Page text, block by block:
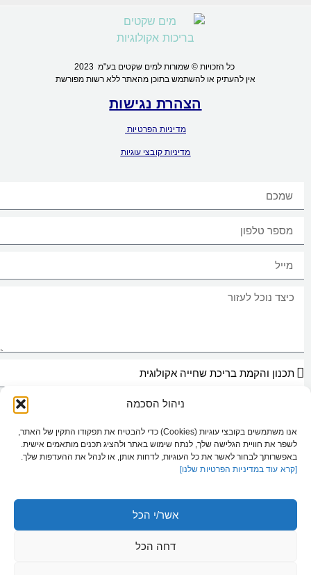
ניהול הסכמה
אנו משתמשים בקובצי עוגיות (Cookies) כדי להבטיח את תפקודו התקין של האתר,
לשפר את חוויית הגלישה שלך, לנתח שימוש באתר ולהציג תכנים מותאמים אישית.
באפשרותך לבחור לאשר את כל העוגיות, לדחות אותן, או לנהל את ההעדפות שלך.
[קרא עוד במדיניות הפרטיות שלנו]
אשר/י הכל
דחה הכל
כל הזכויות © שמורות למים שקטים בע"מ 2023
אין להעתיק או להשתמש בתוכן מהאתר ללא רשות מפורשת
הצהרת נגישות
מדיניות הפרטיות
מדיניות קובצי עוגיות
במאגר מידע בהתאם להוראות חוק הגנת הפרטיות, התשמ"א–1981 (כולל תיקון
במדיניות הפרטיות של האתר
. ידוע לי כי מסירת המידע
נעשית מרצוני החופשי, וכי עומדות לי הזכויות המוקנות לי לפי החוק.